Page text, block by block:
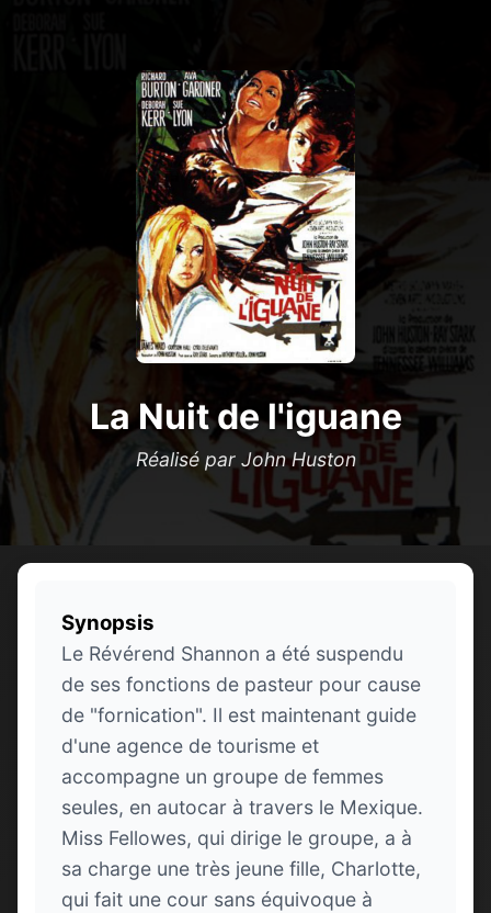
La Nuit de l'iguane
Réalisé par John Huston
Synopsis
Le Révérend Shannon a été suspendu
de ses fonctions de pasteur pour cause
de "fornication". Il est maintenant guide
d'une agence de tourisme et
accompagne un groupe de femmes
seules, en autocar à travers le Mexique.
Miss Fellowes, qui dirige le groupe, a à
sa charge une très jeune fille, Charlotte,
qui fait une cour sans équivoque à